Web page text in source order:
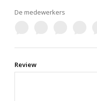
De medewerkers
Review